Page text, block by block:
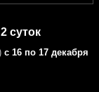
суток
с 16 по 17 декабря